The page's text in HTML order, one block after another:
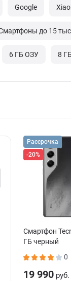
Google
до 15
6 ГБ ОЗУ 8
Рассрочка
-20%
Смартфон
ГБ черный
0
19 990 руб.